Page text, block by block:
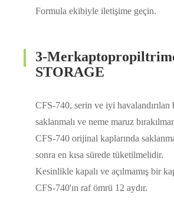
Formula ekibiyle iletişime geçin.
3-
STORAGE
CFS-740, serin ve iyi havalandırılan
saklanmalı ve neme maruz
CFS-740 orijinal kaplarında
sonra en kısa sürede tüketilmelidir.
Kesinlikle kapalı ve açılmamış bir
CFS-740'ın raf ömrü 12 aydır.